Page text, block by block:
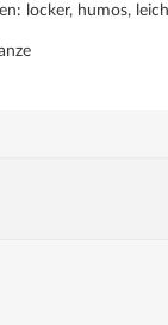
locker, humos,